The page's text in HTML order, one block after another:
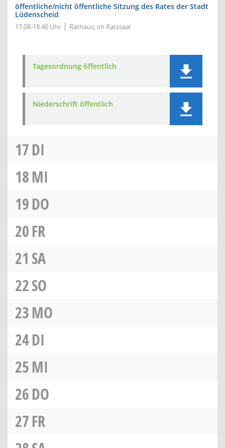
öffentliche/nicht öffentliche Sitzung des Rates der Stadt
Lüdenscheid
17:08-18:40 Uhr Rathaus, im Ratssaal
Tagesordnung öffentlich
Niederschrift öffentlich
17DI
18MI
19DO
20FR
21 SA
22SO
23MO
24DI
25MI
26DO
27FR